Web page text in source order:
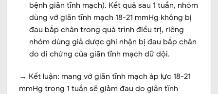
bệnh giãn tĩnh mạch). Kết quả sau 1 tuần, nhóm
dùng vớ giãn tĩnh mạch 18-21 mmHg không bị
đau bắp chân trong quá trình điều trị, riêng
nhóm dùng giả dược ghi nhận bị đau bắp chân
do di chứng của giãn tĩnh mạch dữ dội.
→ Kết luận: mang vớ giãn tĩnh mạch áp lực 18-21
mmHg trong 1 tuần sẽ giảm đau do giãn tĩnh